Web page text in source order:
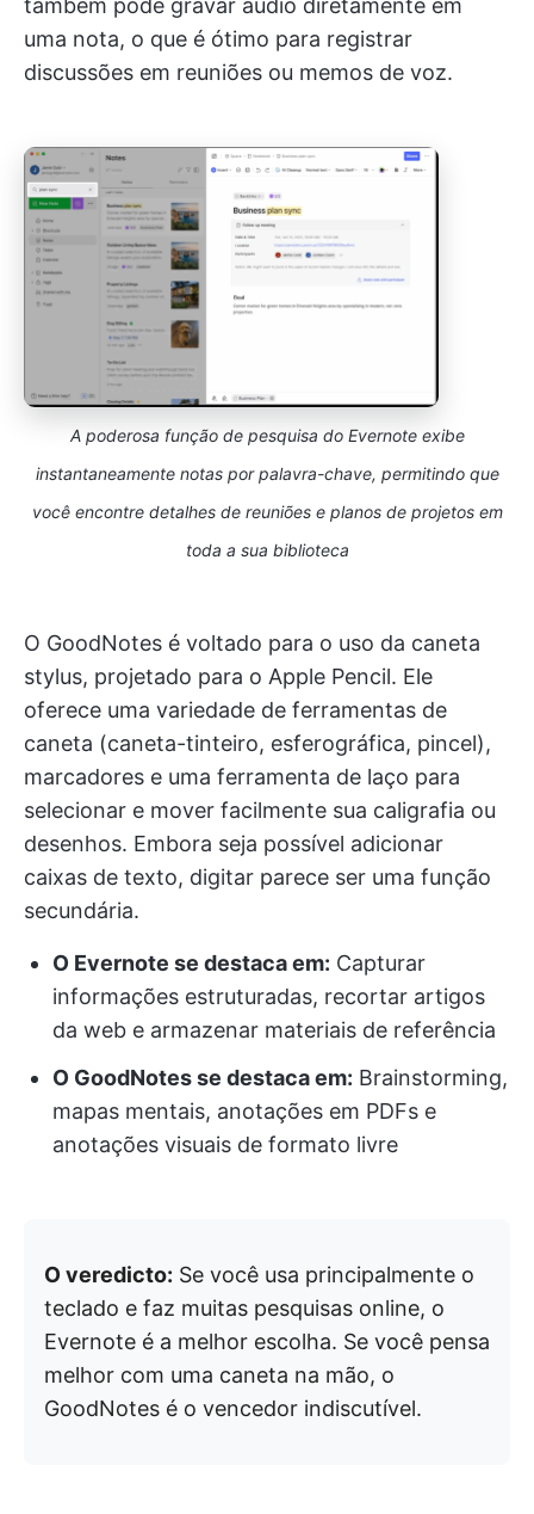
também pode gravar áudio diretamente em
uma nota, o que é ótimo para registrar
discussões em reuniões ou memos de voz.
A poderosa função de pesquisa do Evernote exibe
instantaneamente notas por palavra-chave, permitindo que
você encontre detalhes de reuniões e planos de projetos em
toda a sua biblioteca
O GoodNotes é voltado para o uso da caneta
stylus, projetado para o Apple Pencil. Ele
oferece uma variedade de ferramentas de
caneta (caneta-tinteiro, esferográfica, pincel),
marcadores e uma ferramenta de laço para
selecionar e mover facilmente sua caligrafia ou
desenhos. Embora seja possível adicionar
caixas de texto, digitar parece ser uma função
secundária.
O Evernote se destaca em: Capturar
informações estruturadas, recortar artigos
da web e armazenar materiais de referência
O GoodNotes se destaca em: Brainstorming,
mapas mentais, anotações em PDFs e
anotações visuais de formato livre
O veredicto: Se você usa principalmente o
teclado e faz muitas pesquisas online, o
Evernote é a melhor escolha. Se você pensa
melhor com uma caneta na mão, o
GoodNotes é o vencedor indiscutível.